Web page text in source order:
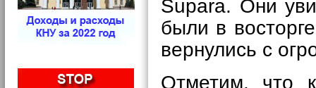
Supara. Они
были в
вернулись с
Отметим, что